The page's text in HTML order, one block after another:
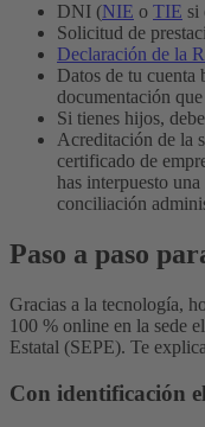
DNI (NIE o TIE si
Solicitud de
Declaración de la
Datos de tu cuenta
documentación
Si tienes hijos,
Acreditación de la
certificado de
has interpuesto
conciliación
Paso a paso
Gracias a la tecnología,
100 % online en la sede
Estatal (SEPE). Te
Con identificación